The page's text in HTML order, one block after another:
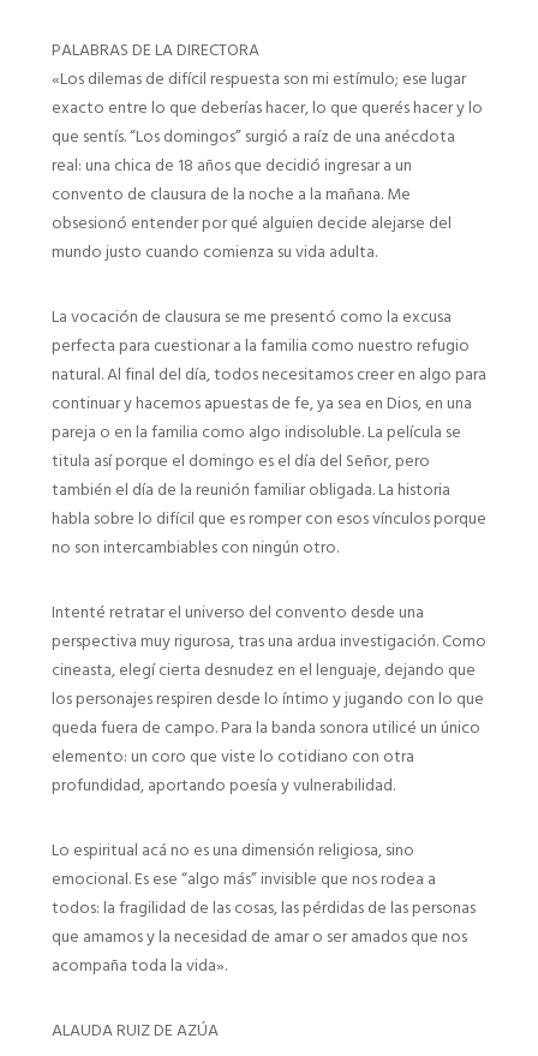
PALABRAS DE LA DIRECTORA
«Los dilemas de difícil respuesta son mi estímulo; ese lugar
exacto entre lo que deberías hacer, lo que querés hacer y lo
que sentís. “Los domingos” surgió a raíz de una anécdota
real: una chica de 18 años que decidió ingresar a un
convento de clausura de la noche a la mañana. Me
obsesionó entender por qué alguien decide alejarse del
mundo justo cuando comienza su vida adulta.
La vocación de clausura se me presentó como la excusa
perfecta para cuestionar a la familia como nuestro refugio
natural. Al final del día, todos necesitamos creer en algo para
continuar y hacemos apuestas de fe, ya sea en Dios, en una
pareja o en la familia como algo indisoluble. La película se
titula así porque el domingo es el día del Señor, pero
también el día de la reunión familiar obligada. La historia
habla sobre lo difícil que es romper con esos vínculos porque
no son intercambiables con ningún otro.
Intenté retratar el universo del convento desde una
perspectiva muy rigurosa, tras una ardua investigación. Como
cineasta, elegí cierta desnudez en el lenguaje, dejando que
los personajes respiren desde lo íntimo y jugando con lo que
queda fuera de campo. Para la banda sonora utilicé un único
elemento: un coro que viste lo cotidiano con otra
profundidad, aportando poesía y vulnerabilidad.
Lo espiritual acá no es una dimensión religiosa, sino
emocional. Es ese “algo más” invisible que nos rodea a
todos: la fragilidad de las cosas, las pérdidas de las personas
que amamos y la necesidad de amar o ser amados que nos
acompaña toda la vida».
ALAUDA RUIZ DE AZÚA